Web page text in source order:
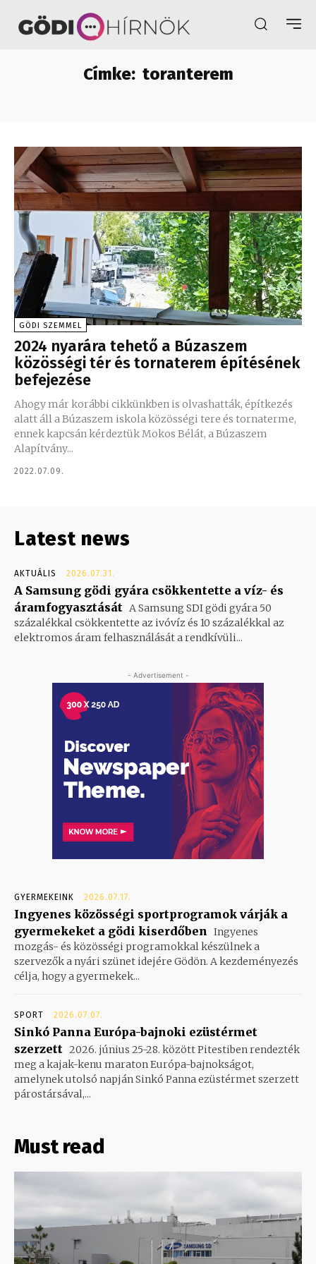
Címke: toranterem
GÖDI SZEMMEL
2024 nyarára tehető a Búzaszem
közösségi tér és tornaterem építésének
befejezése
Ahogy már korábbi cikkünkben is olvashatták, építkezés
alatt áll a Búzaszem iskola közösségi tere és tornaterme,
ennek kapcsán kérdeztük Mokos Bélát, a Búzaszem
Alapítvány...
2022.07.09.
Latest news
AKTUÁLIS 2026.07.31.
A Samsung gödi gyára csökkentette a víz- és
áramfogyasztását A Samsung SDI gödi gyára 50
százalékkal csökkentette az ivóvíz és 10 százalékkal az
elektromos áram felhasználását a rendkívüli...
- Advertisement -
GYERMEKEINK 2026.07.17.
Ingyenes közösségi sportprogramok várják a
gyermekeket a gödi kiserdőben
Ingyenes
mozgás- és közösségi programokkal készülnek a
szervezők a nyári szünet idejére Gödön. A kezdeményezés
célja, hogy a gyermekek...
SPORT 2026.07.07.
Sinkó Panna Európa-bajnoki ezüstérmet
szerzett 2026. június 25-28. között Pitestiben rendezték
meg a kajak-kenu maraton Európa-bajnokságot,
amelynek utolsó napján Sinkó Panna ezüstérmet szerzett
párostársával,...
Must read